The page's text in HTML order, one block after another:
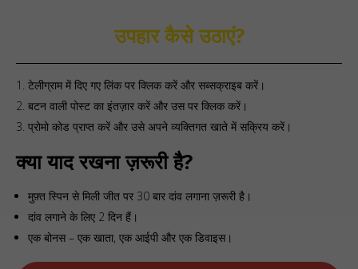
उपहार कैसे उठाएं?
टेलीग्राम में दिए गए लिंक पर क्लिक करें और सब्सक्राइब करें।
बटन वाली पोस्ट का इंतज़ार करें और उस पर क्लिक करें।
प्रोमो कोड प्राप्त करें और उसे अपने व्यक्तिगत खाते में सक्रिय करें।
क्या याद रखना ज़रूरी है?
मुफ़्त स्पिन से मिली जीत पर 30 बार दांव लगाना ज़रूरी है।
दांव लगाने के लिए 2 दिन हैं।
एक बोनस – एक खाता, एक आईपी और एक डिवाइस।